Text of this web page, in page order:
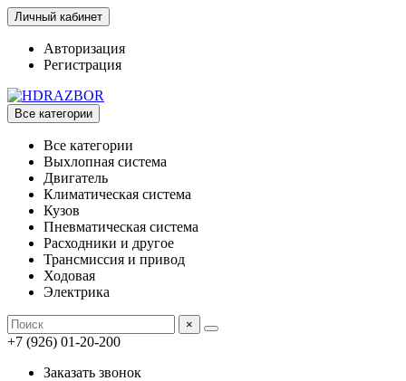
Личный кабинет
Авторизация
Регистрация
Все категории
Все категории
Выхлопная система
Двигатель
Климатическая система
Кузов
Пневматическая система
Расходники и другое
Трансмиссия и привод
Ходовая
Электрика
×
+7 (926) 01-20-200
Заказать звонок